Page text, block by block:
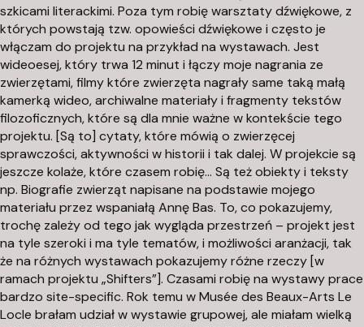
szkicami literackimi. Poza tym robię warsztaty dźwiękowe, z
których powstają tzw. opowieści dźwiękowe i często je
włączam do projektu na przykład na wystawach. Jest
wideoesej, który trwa 12 minut i łączy moje nagrania ze
zwierzętami, filmy które zwierzęta nagrały same taką małą
kamerką wideo, archiwalne materiały i fragmenty tekstów
filozoficznych, które są dla mnie ważne w kontekście tego
projektu. [Są to] cytaty, które mówią o zwierzęcej
sprawczości, aktywności w historii i tak dalej. W projekcie są
jeszcze kolaże, które czasem robię… Są też obiekty i teksty
np. Biografie zwierząt napisane na podstawie mojego
materiału przez wspaniałą Annę Bas. To, co pokazujemy,
trochę zależy od tego jak wygląda przestrzeń – projekt jest
na tyle szeroki i ma tyle tematów, i możliwości aranżacji, tak
że na różnych wystawach pokazujemy różne rzeczy [w
ramach projektu „Shifters”]. Czasami robię na wystawy prace
bardzo site-specific. Rok temu w Musée des Beaux-Arts Le
Locle brałam udział w wystawie grupowej, ale miałam wielką